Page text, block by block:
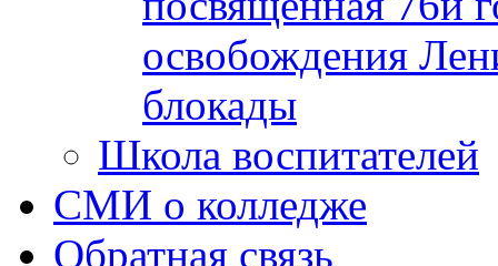
освобождения
блокады
Школа воспитателей
СМИ о колледже
Обратная связь